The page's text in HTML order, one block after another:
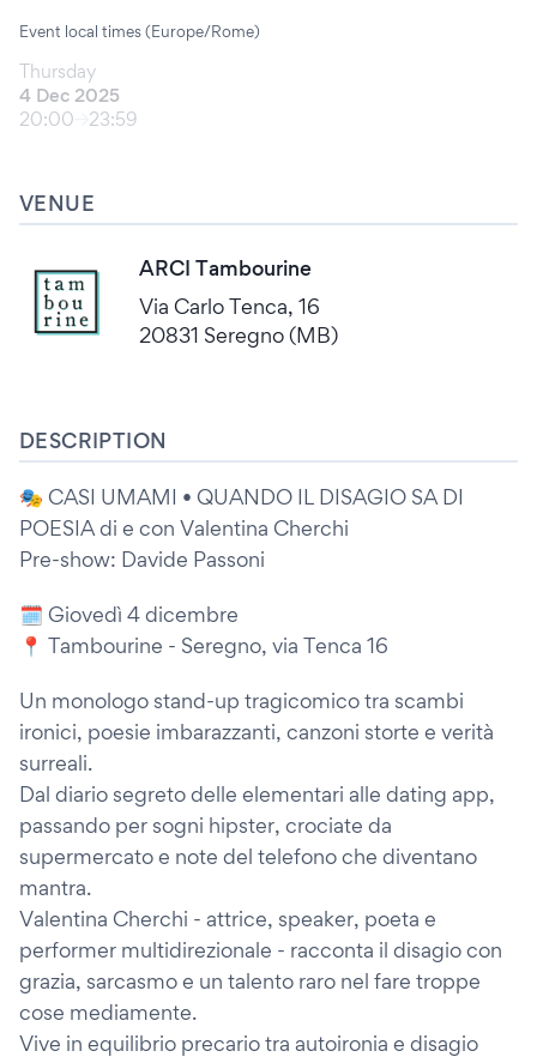
Event local times (Europe/Rome)
Thursday
4 Dec 2025
20:00
23:59
VENUE
ARCI Tambourine
Via Carlo Tenca, 16
20831 Seregno (MB)
DESCRIPTION
🎭 CASI UMAMI • QUANDO IL DISAGIO SA DI
POESIA di e con Valentina Cherchi
Pre-show: Davide Passoni
🗓️ Giovedì 4 dicembre
📍 Tambourine - Seregno, via Tenca 16
Un monologo stand-up tragicomico tra scambi
ironici, poesie imbarazzanti, canzoni storte e verità
surreali.
Dal diario segreto delle elementari alle dating app,
passando per sogni hipster, crociate da
supermercato e note del telefono che diventano
mantra.
Valentina Cherchi - attrice, speaker, poeta e
performer multidirezionale - racconta il disagio con
grazia, sarcasmo e un talento raro nel fare troppe
cose mediamente.
Vive in equilibrio precario tra autoironia e disagio